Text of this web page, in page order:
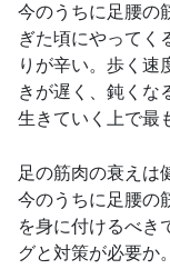
今のうちに足腰の
ぎた頃にやってく
りが辛い。歩く速
きが遅く、鈍くな
生きていく上で最
足の筋肉の衰えは
今のうちに足腰の
を身に付けるべき
グと対策が必要か。